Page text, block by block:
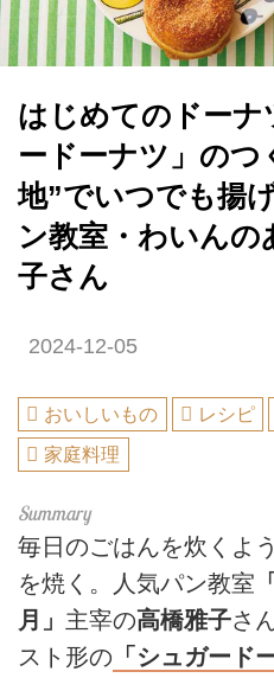
はじめてのドー
ードーナツ」のつ
地”でいつでも揚
ン教室・わいんの
子さん
2024-12-05
おいしいもの レシピ
家庭料理
毎日のごはんを炊くよ
を焼く。人気パン教室
月」 主宰の高橋雅子さ
スト形の 「シュガード